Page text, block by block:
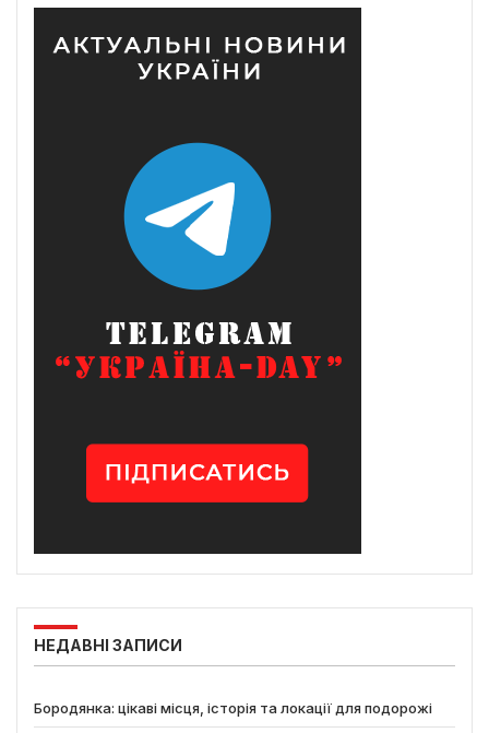
НЕДАВНІ ЗАПИСИ
Бородянка: цікаві місця, історія та локації для подорожі